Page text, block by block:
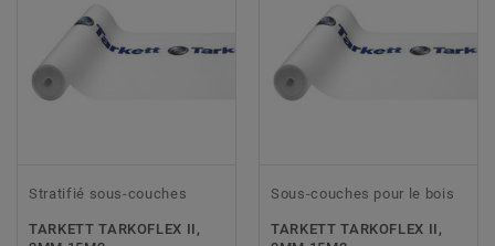
Stratifié sous-couches
TARKETT TARKOFLEX II,
Sous-couches pour le bois
TARKETT TARKOFLEX II,